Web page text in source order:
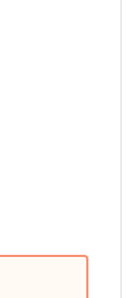
オーバルパン グ